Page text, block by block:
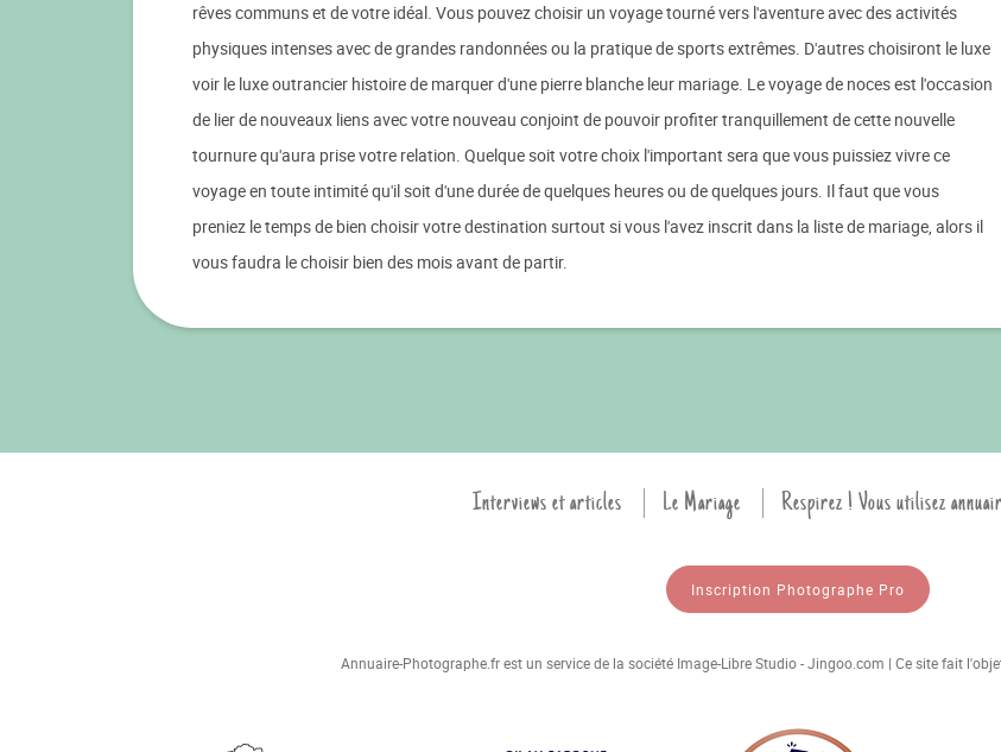
rêves communs et de votre idéal. Vous pouvez choisir un voyage tourné vers l'aventure avec des activités
physiques intenses avec de grandes randonnées ou la pratique de sports extrêmes. D'autres choisiront le luxe
voir le luxe outrancier histoire de marquer d'une pierre blanche leur mariage. Le voyage de noces est l'occasion
de lier de nouveaux liens avec votre nouveau conjoint de pouvoir profiter tranquillement de cette nouvelle
tournure qu'aura prise votre relation. Quelque soit votre choix l'important sera que vous puissiez vivre ce
voyage en toute intimité qu'il soit d'une durée de quelques heures ou de quelques jours. Il faut que vous
preniez le temps de bien choisir votre destination surtout si vous l'avez inscrit dans la liste de mariage, alors il
vous faudra le choisir bien des mois avant de partir.
Interviews et articles Le Mariage Respirez ! Vous utilisez
Inscription Photographe Pro
Annuaire-Photographe.fr est un service de la société Image-Libre Studio - Jingoo.com | Ce site fait